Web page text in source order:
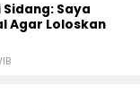
Saya
Agar Loloskan